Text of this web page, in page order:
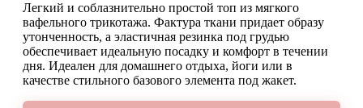
Легкий и соблазнительно простой топ из мягкого
вафельного трикотажа. Фактура ткани придает образу
утонченность, а эластичная резинка под грудью
обеспечивает идеальную посадку и комфорт в течении
дня. Идеален для домашнего отдыха, йоги или в
качестве стильного базового элемента под жакет.